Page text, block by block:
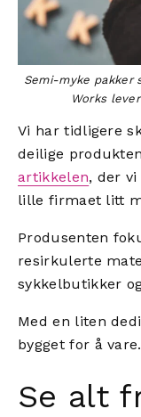
Semi-myke pakker
Works
Vi har tidligere
deilige
artikkelen, der
lille firmaet litt
Produsenten
resirkulerte
sykkelbutikker
Med en liten
bygget for å vare.
Se alt